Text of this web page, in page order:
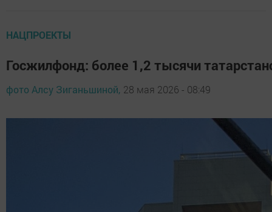
НАЦПРОЕКТЫ
Госжилфонд: более 1,2 тысячи
фото Алсу Зиганьшиной, 28 мая 2026 - 08:49